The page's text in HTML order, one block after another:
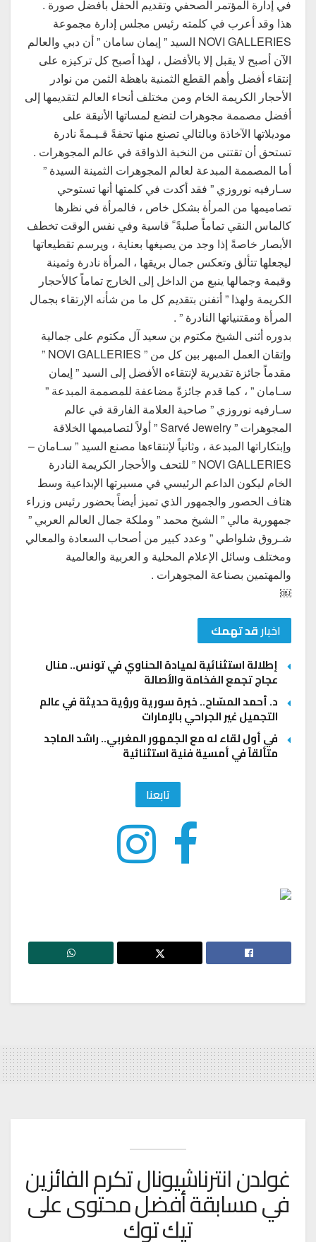
في إدارة المؤتمر الصحفي وتقديم الحفل بأفضل صورة .
هذا وقد أعرب في كلمته رئيس مجلس إدارة مجموعة
NOVI GALLERIES السيد ” إيمان سامان ” أن دبي والعالم
الآن أصبح لا يقبل إلا بالأفضل ، لهذا أصبح كل تركيزه على
إنتقاء أفضل وأهم القطع الثمنية باهظة الثمن من نوادر
الأحجار الكريمة الخام ومن مختلف أنحاء العالم لتقديمها إلى
أفضل مصممة مجوهرات لتضع لمساتها الأنيقة على
موديلاتها الآخاذة وبالتالي تصنع منها تحفةً قـيـمةً نادرة
تستحق أن تقتنى من النخبة الذواقة في عالم المجوهرات .
أما المصممة المبدعة لعالم المجوهرات الثمينة السيدة ”
سـارفيه نوروزي ” فقد أكدت في كلمتها أنها تستوحي
تصاميمها من المرأة بشكل خاص ، فالمرأة في نظرها
كالماس النقي تماماً صلبةً ً قاسية وفي نفس الوقت تخطف
الأبصار خاصةً إذا وجد من يصيغها بعناية ، ويرسم تقطيعاتها
ليجعلها تتألق وتعكس جمال بريقها ، المرأة نادرة وثمينة
وقيمة وجمالها ينبع من الداخل إلى الخارج تماماً كالأحجار
الكريمة ولهذا ” أتفنن بتقديم كل ما من شأنه الإرتقاء بجمال
المرأة ومقتنياتها النادرة ” .
بدوره أثنى الشيخ مكتوم بن سعيد آل مكتوم على جمالية
وإتقان العمل المبهر بين كل من ” NOVI GALLERIES ”
مقدماً جائزة تقديرية لإنتقاءه الأفضل إلى السيد ” إيمان
سـامان ” ، كما قدم جائزةً مضاعفة للمصممة المبدعة ”
سـارفيه نوروزي ” صاحبة العلامة الفارقة في عالم
المجوهرات ” Sarvé Jewelry ” أولاً لتصاميمها الخلاقة
وإبتكاراتها المبدعة ، وثانياً لإنتقاءها مصنع السيد ” سـامان –
NOVI GALLERIES ” للتحف والأحجار الكريمة النادرة
الخام ليكون الداعم الرئيسي في مسيرتها الإبداعية وسط
هتاف الحصور والجمهور الذي تميز أيضاً بحضور رئيس وزراء
جمهورية مالي ” الشيخ محمد ” وملكة جمال العالم العربي ”
شـروق شلواطي ” وعدد كبير من أصحاب السعادة والمعالي
ومختلف وسائل الإعلام المحلية و العربية والعالمية
والمهتمين بصناعة المجوهرات .
￼
اخبارقد تهمك
إطلالة استثنائية لميادة الحناوي في تونس.. منال
عجاج تجمع الفخامة والأصالة
د. أحمد المسّاح.. خبرة سورية ورؤية حديثة في عالم
التجميل غير الجراحي بالإمارات
في أول لقاء له مع الجمهور المغربي.. راشد الماجد
متألقاً في أمسية فنية استثنائية
تابعنا
غولدن انترناشيونال تكرم الفائزين
في مسابقة أفضل محتوى على
تيك توك